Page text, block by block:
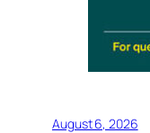
August 6, 2026